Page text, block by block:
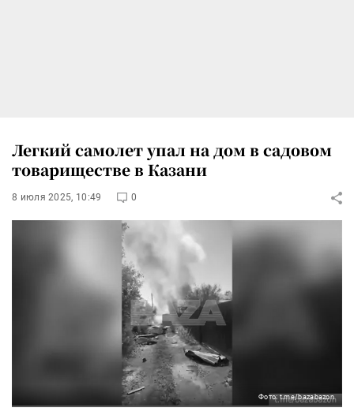
Легкий самолет упал на дом в садовом
товариществе в Казани
8 июля 2025, 10:49 0
Фото: t.me/bazabazon